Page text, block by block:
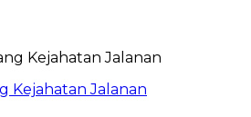
Kejahatan Jalanan